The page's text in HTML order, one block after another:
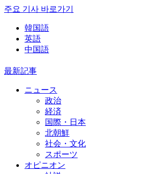
주요 기사 바로가기
韓国語
英語
中国語
最新記事
ニュース
政治
経済
国際・日本
北朝鮮
社会・文化
スポーツ
オピニオン